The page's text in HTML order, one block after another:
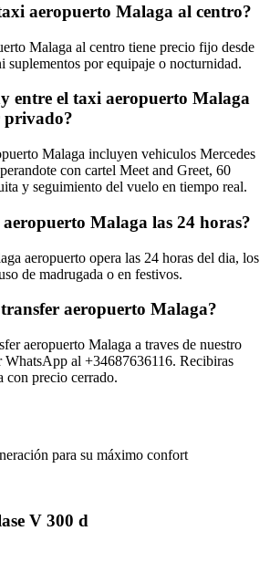
aeropuerto Malaga al centro?
Malaga al centro tiene precio fijo desde
suplementos por equipaje o nocturnidad.
entre el taxi aeropuerto Malaga
privado?
Malaga incluyen vehiculos Mercedes
con cartel Meet and Greet, 60
y seguimiento del vuelo en tiempo real.
Malaga las 24 horas?
aeropuerto opera las 24 horas del dia, los
de madrugada o en festivos.
aeropuerto Malaga?
aeropuerto Malaga a traves de nuestro
al +34687636116. Recibiras
con precio cerrado.
para su máximo confort
V 300 d